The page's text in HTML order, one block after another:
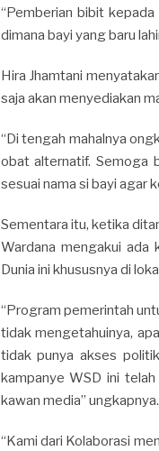
“Pemberian bibit
dimana bayi yang baru
Hira Jhamtani
saja akan menyediakan
“Di tengah mahalnya
obat alternatif. Semoga
sesuai nama si bayi agar
Sementara itu, ketika
Wardana mengakui ada
Dunia ini khususnya di
“Program pemerintah
tidak mengetahuinya,
tidak punya akses
kampanye WSD ini
kawan media” ungkapnya.
“Kami dari Kolaborasi